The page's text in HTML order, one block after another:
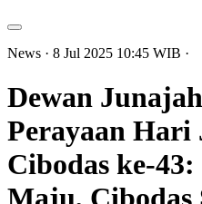
News · 8 Jul 2025 10:45 WIB ·
Dewan
Perayaan Hari
Cibodas ke-